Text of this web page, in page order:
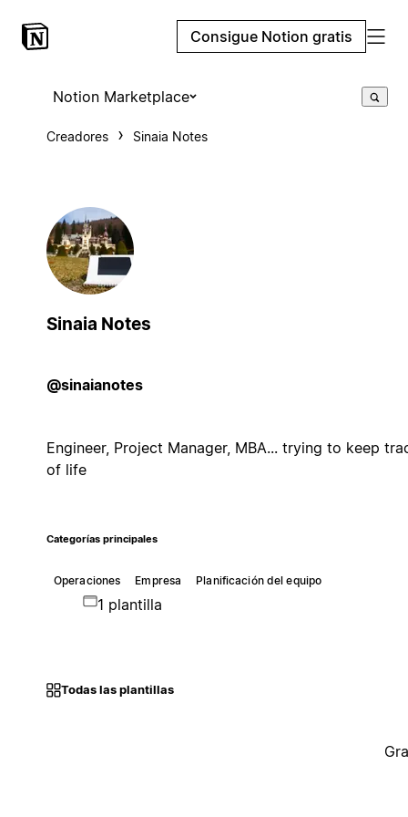
Consigue Notion gratis
Notion Marketplace
Creadores Sinaia Notes
Sinaia Notes
@sinaianotes
Engineer, Project Manager, MBA... trying to keep
of life
Categorías principales
Operaciones Empresa Planificación del equipo
1 plantilla
Todas las plantillas